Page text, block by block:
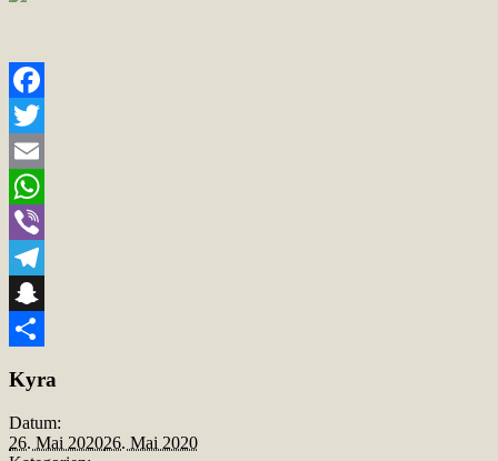
Facebook
Twitter
Email
WhatsApp
Viber
Telegram
Snapchat
Kyra
Datum:
26. Mai 202026. Mai 2020